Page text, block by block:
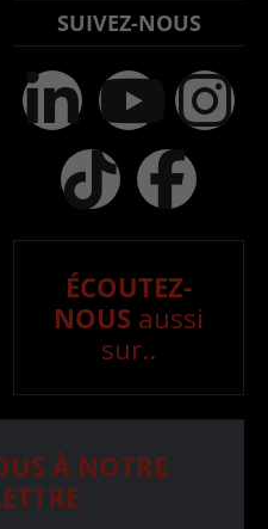
SUIVEZ-NOUS
ÉCOUTEZ-
NOUS aussi
sur..
À NOTRE